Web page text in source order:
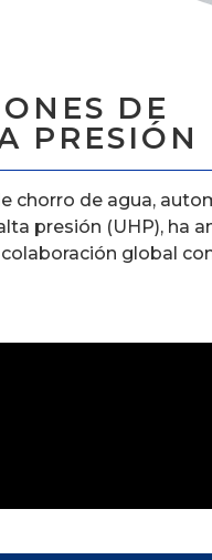
DE
PRESIÓN
chorro de agua,
presión (UHP), ha
global